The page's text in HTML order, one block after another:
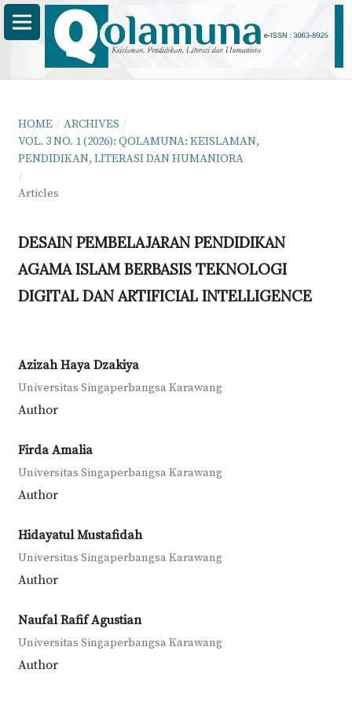
HOME / ARCHIVES /
VOL. 3 NO. 1 (2026): QOLAMUNA: KEISLAMAN,
PENDIDIKAN, LITERASI DAN HUMANIORA
/
Articles
DESAIN PEMBELAJARAN PENDIDIKAN
AGAMA ISLAM BERBASIS TEKNOLOGI
DIGITAL DAN ARTIFICIAL INTELLIGENCE
Azizah Haya Dzakiya
Universitas Singaperbangsa Karawang
Author
Firda Amalia
Universitas Singaperbangsa Karawang
Author
Hidayatul Mustafidah
Universitas Singaperbangsa Karawang
Author
Naufal Rafif Agustian
Universitas Singaperbangsa Karawang
Author